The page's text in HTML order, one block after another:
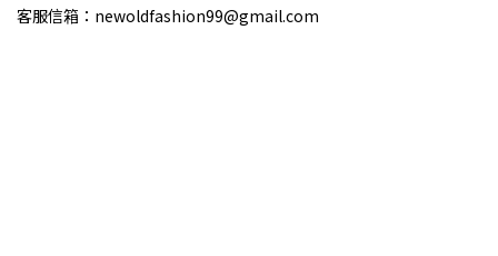
客服信箱：newoldfashion99@gmail.com